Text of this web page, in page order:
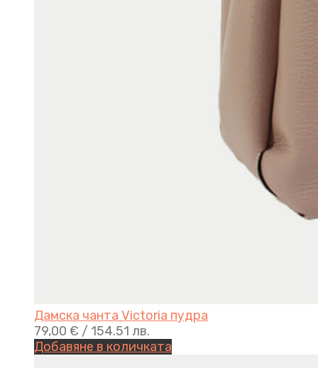
Дамска чанта Victoria пудра
79,00 € / 154.51 лв.
Добавяне в количката